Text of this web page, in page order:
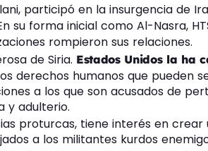
participó en la insurgencia de
su forma inicial como Al-Nasra,
rompieron sus relaciones.
de Siria. Estados Unidos la ha
derechos humanos que pueden
a los que son acusados de
y adulterio.
proturcas, tiene interés en crear
a los militantes kurdos